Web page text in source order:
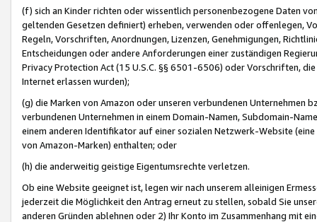
(f) sich an Kinder richten oder wissentlich personenbezogene Daten
geltenden Gesetzen definiert) erheben, verwenden oder offenlegen,
Regeln, Vorschriften, Anordnungen, Lizenzen, Genehmigungen,
Entscheidungen oder andere Anforderungen einer zuständigen
Privacy Protection Act (15 U.S.C. §§ 6501-6506) oder Vorschriften,
Internet erlassen wurden);
(g) die Marken von Amazon oder unseren verbundenen Unternehmen
verbundenen Unternehmen in einem Domain-Namen, Subdomain-
einem anderen Identifikator auf einer sozialen Netzwerk-Website
von Amazon-Marken) enthalten; oder
(h) die anderweitig geistige Eigentumsrechte verletzen.
Ob eine Website geeignet ist, legen wir nach unserem alleinigen
jederzeit die Möglichkeit den Antrag erneut zu stellen, sobald Sie
anderen Gründen ablehnen oder 2) Ihr Konto im Zusammenhang mit